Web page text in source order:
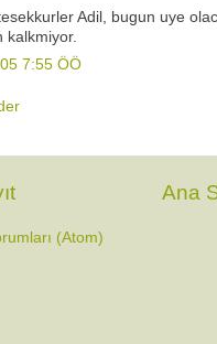
Adil, bugun uye
kalkmiyor.
7:55 ÖÖ
Ana
(Atom)